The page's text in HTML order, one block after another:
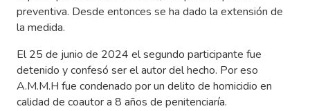
preventiva. Desde entonces se ha dado la extensión de
la medida.
El 25 de junio de 2024 el segundo participante fue
detenido y confesó ser el autor del hecho. Por eso
A.M.M.H fue condenado por un delito de homicidio en
calidad de coautor a 8 años de penitenciaría.